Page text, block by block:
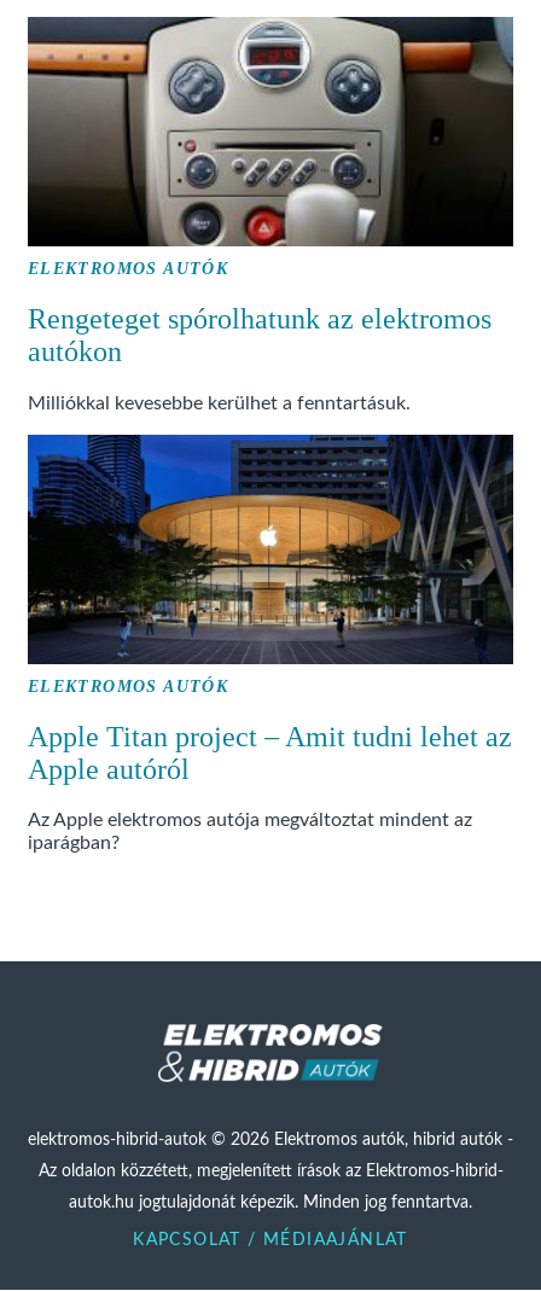
ELEKTROMOS AUTÓK
Rengeteget spórolhatunk az elektromos
autókon
Milliókkal kevesebbe kerülhet a fenntartásuk.
ELEKTROMOS AUTÓK
Apple Titan project – Amit tudni lehet az
Apple autóról
Az Apple elektromos autója megváltoztat mindent az
iparágban?
elektromos-hibrid-autok © 2026 Elektromos autók, hibrid autók -
Az oldalon közzétett, megjelenített írások az Elektromos-hibrid-
autok.hu jogtulajdonát képezik. Minden jog fenntartva.
KAPCSOLAT / MÉDIAAJÁNLAT